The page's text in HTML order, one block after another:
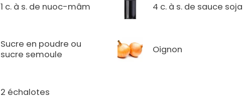
1 c. à s. de nuoc-mâm 4 c. à s. de sauce soja
Sucre en poudre ou
sucre semoule
Oignon
2 échalotes